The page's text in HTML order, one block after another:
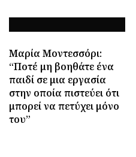
Μαρία Μοντεσσόρι:
“Ποτέ μη βοηθάτε ένα
παιδί σε μια εργασία
στην οποία πιστεύει ότι
μπορεί να πετύχει μόνο
του”